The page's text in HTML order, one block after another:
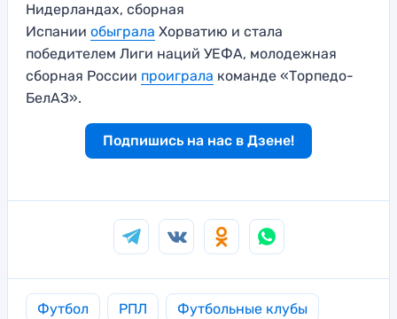
Нидерландах, cборная
Испании обыграла Хорватию и стала
победителем Лиги наций УЕФА, молодежная
сборная России проиграла команде «Торпедо-
БелАЗ».
Подпишись на нас в Дзене!
Футбол РПЛ Футбольные клубы